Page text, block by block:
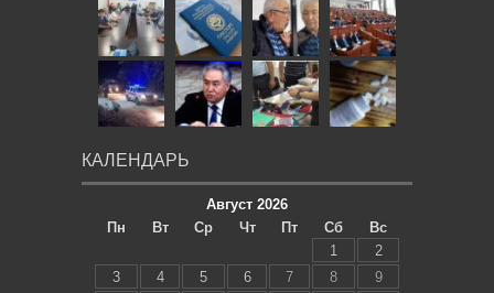
КАЛЕНДАРЬ
Август 2026
Пн
Вт Ср Чт Пт Сб
Вс
1
2
3
4 5 6 7 8
9